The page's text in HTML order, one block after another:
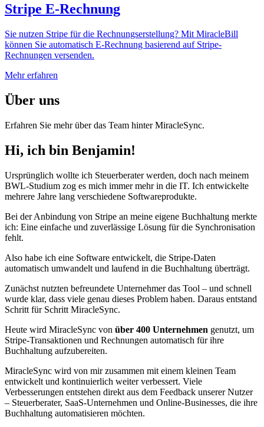
Stripe E-Rechnung
Sie nutzen Stripe für die Rechnungserstellung? Mit MiracleBill
können Sie automatisch E-Rechnung basierend auf Stripe-
Rechnungen versenden.
Mehr erfahren
Über uns
Erfahren Sie mehr über das Team hinter MiracleSync.
Hi, ich bin Benjamin!
Ursprünglich wollte ich Steuerberater werden, doch nach meinem
BWL-Studium zog es mich immer mehr in die IT. Ich entwickelte
mehrere Jahre lang verschiedene Softwareprodukte.
Bei der Anbindung von Stripe an meine eigene Buchhaltung merkte
ich: Eine einfache und zuverlässige Lösung für die Synchronisation
fehlt.
Also habe ich eine Software entwickelt, die Stripe-Daten
automatisch umwandelt und laufend in die Buchhaltung überträgt.
Zunächst nutzten befreundete Unternehmer das Tool – und schnell
wurde klar, dass viele genau dieses Problem haben. Daraus entstand
Schritt für Schritt MiracleSync.
Heute wird MiracleSync von über 400 Unternehmen genutzt, um
Stripe-Transaktionen und Rechnungen automatisch für ihre
Buchhaltung aufzubereiten.
MiracleSync wird von mir zusammen mit einem kleinen Team
entwickelt und kontinuierlich weiter verbessert. Viele
Verbesserungen entstehen direkt aus dem Feedback unserer Nutzer
– Steuerberater, SaaS-Unternehmen und Online-Businesses, die ihre
Buchhaltung automatisieren möchten.